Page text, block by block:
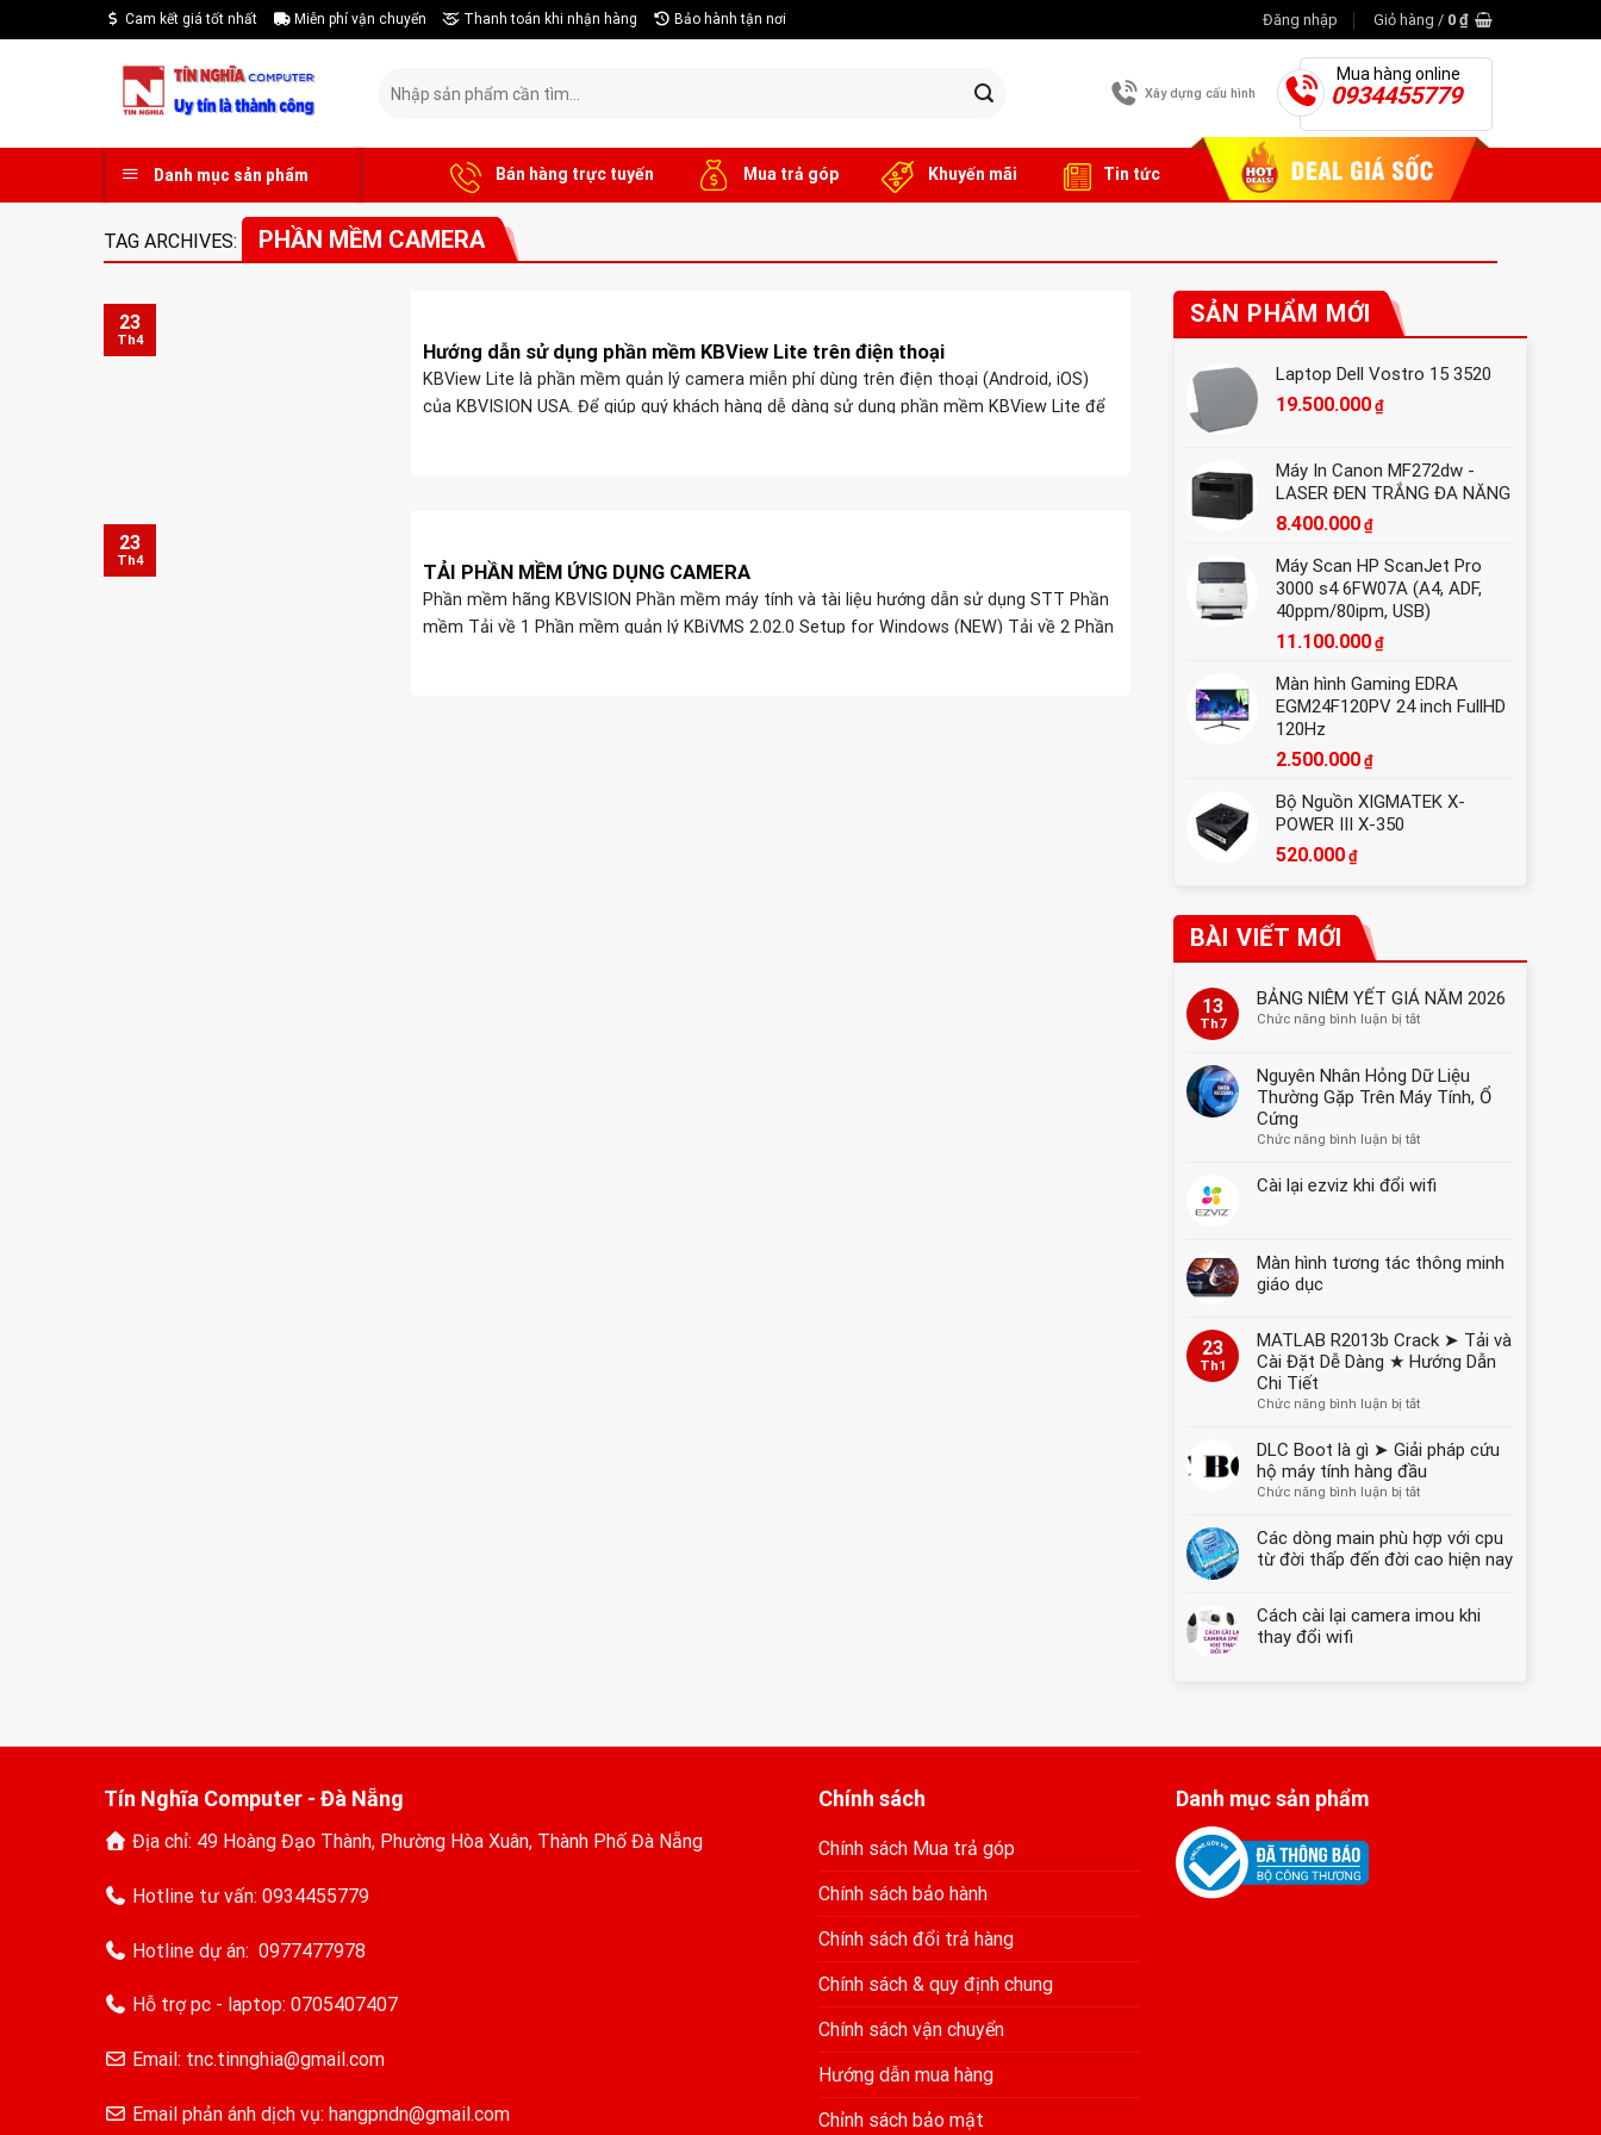
to
Cam kết giá tốt nhất Miễn phí vận chuyển Thanh toán khi nhận hàng Bảo hành tận nơi Đăng nhập Giỏ hàng / 0 ₫
kiếm:
Xây dựng cấu hình
Mua hàng online
0934455779
Danh mục sản phẩm Bán hàng trực tuyến Mua trả góp Khuyến mãi Tin tức
TAG ARCHIVES: PHẦN MỀM CAMERA
Hướng dẫn sử dụng phần mềm KBView Lite trên điện thoại
KBView Lite là phần mềm quản lý camera miễn phí dùng trên điện thoại (Android, iOS)
của KBVISION USA. Để giúp quý khách hàng dễ dàng sử dụng phần mềm KBView Lite để
23
Th4
TẢI PHẦN MỀM ỨNG DỤNG CAMERA
Phần mềm hãng KBVISION Phần mềm máy tính và tài liệu hướng dẫn sử dụng STT Phần
mềm Tải về 1 Phần mềm quản lý KBiVMS 2.02.0 Setup for Windows (NEW) Tải về 2 Phần
23
Th4
SẢN PHẨM MỚI
Laptop Dell Vostro 15 3520
19.500.000 ₫
Máy In Canon MF272dw -
LASER ĐEN TRẮNG ĐA NĂNG
8.400.000 ₫
Máy Scan HP ScanJet Pro
3000 s4 6FW07A (A4, ADF,
40ppm/80ipm, USB)
11.100.000 ₫
Màn hình Gaming EDRA
EGM24F120PV 24 inch FullHD
120Hz
2.500.000 ₫
Bộ Nguồn XIGMATEK X-
POWER III X-350
520.000 ₫
BÀI VIẾT MỚI
13
Th7
BẢNG NIÊM YẾT GIÁ NĂM 2026
Chức năng bình luận bị tắtở
YẾT
GIÁ
2026
Nguyên Nhân Hỏng Dữ Liệu
Thường Gặp Trên Máy Tính, Ổ
Cứng
Chức năng bình luận bị tắtở
Nhân
Thường
Tính,
Ổ
Cài lại ezviz khi đổi wifi
Màn hình tương tác thông minh
giáo dục
23
Th1
MATLAB R2013b Crack ➤ Tải và
Cài Đặt Dễ Dàng ★ Hướng Dẫn
Chi Tiết
Chức năng bình luận bị tắtở
R2013b
Crack
➤
Cài
Đặt
★
DLC Boot là gì ➤ Giải pháp cứu
hộ máy tính hàng đầu
Chức năng bình luận bị tắtở
Boot
là
Giải
Các dòng main phù hợp với cpu
từ đời thấp đến đời cao hiện nay
Cách cài lại camera imou khi
thay đổi wifi
Tín Nghĩa Computer - Đà Nẵng
Địa chỉ: 49 Hoàng Đạo Thành, Phường Hòa Xuân, Thành Phố Đà Nẵng
Hotline tư vấn: 0934455779
Hotline dự án: 0977477978
Hỗ trợ pc - laptop: 0705407407
Email: tnc.tinnghia@gmail.com
Email phản ánh dịch vụ: hangpndn@gmail.com
Chính sách
Chính sách Mua trả góp
Chính sách bảo hành
Chính sách đổi trả hàng
Chính sách & quy định chung
Chính sách vận chuyển
Hướng dẫn mua hàng
Chỉnh sách bảo mật
Danh mục sản phẩm